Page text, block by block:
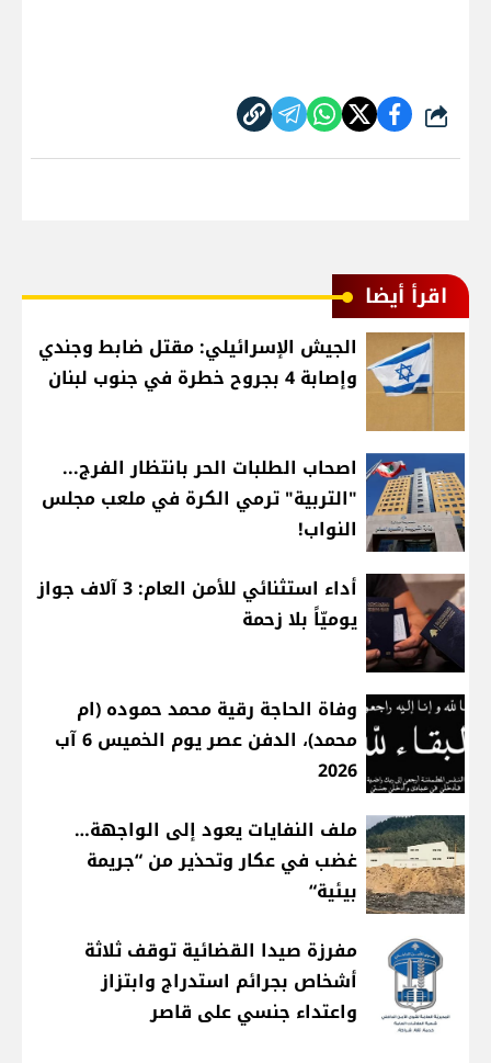
شارك
اقرأ أيضا
الجيش الإسرائيلي: مقتل ضابط وجندي
وإصابة 4 بجروح خطرة في جنوب لبنان
اصحاب الطلبات الحر بانتظار الفرج...
"التربية" ترمي الكرة في ملعب مجلس
النواب!
أداء استثنائي للأمن العام: 3 آلاف جواز
يوميّاً بلا زحمة
وفاة الحاجة رقية محمد حموده (ام
محمد)، الدفن عصر يوم الخميس 6 آب
2026
ملف النفايات يعود إلى الواجهة…
غضب في عكار وتحذير من “جريمة
بيئية“
مفرزة صيدا القضائية توقف ثلاثة
أشخاص بجرائم استدراج وابتزاز
واعتداء جنسي على قاصر